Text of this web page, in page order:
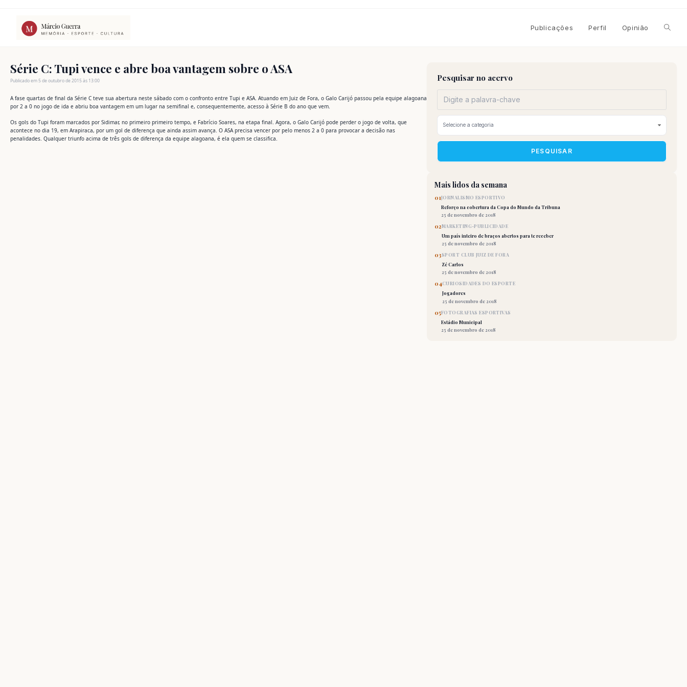
conteúdo
Publicações Perfil Opinião
site
Série C: Tupi vence e abre boa vantagem sobre o ASA
Publicado em 5 de outubro de 2015 às 13:00
A fase quartas de final da Série C teve sua abertura neste sábado com o confronto entre Tupi e ASA. Atuando em Juiz de Fora, o Galo Carijó passou pela equipe alagoana
por 2 a 0 no jogo de ida e abriu boa vantagem em um lugar na semifinal e, consequentemente, acesso à Série B do ano que vem.
Os gols do Tupi foram marcados por Sidimar, no primeiro primeiro tempo, e Fabrício Soares, na etapa final. Agora, o Galo Carijó pode perder o jogo de volta, que
acontece no dia 19, em Arapiraca, por um gol de diferença que ainda assim avança. O ASA precisa vencer por pelo menos 2 a 0 para provocar a decisão nas
penalidades. Qualquer triunfo acima de três gols de diferença da equipe alagoana, é ela quem se classifica.
Pesquisar no acervo
PESQUISAR
Mais lidos da semana
01JORNALISMO ESPORTIVO
Reforço na cobertura da Copa do Mundo da Tribuna
25 de novembro de 2018
02MARKETING-PUBLICIDADE
Um país inteiro de braços abertos para te receber
25 de novembro de 2018
03SPORT CLUB JUIZ DE FORA
Zé Carlos
25 de novembro de 2018
04CURIOSIDADES DO ESPORTE
Jogadores
25 de novembro de 2018
05FOTOGRAFIAS ESPORTIVAS
Estádio Municipal
25 de novembro de 2018